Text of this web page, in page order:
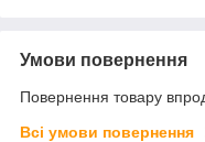
Умови повернення
Повернення товару
Всі умови повернення